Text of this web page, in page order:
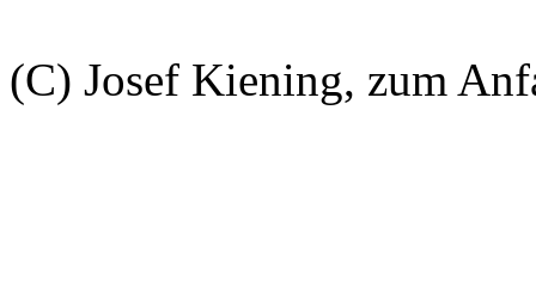
(C) Josef Kiening, zum